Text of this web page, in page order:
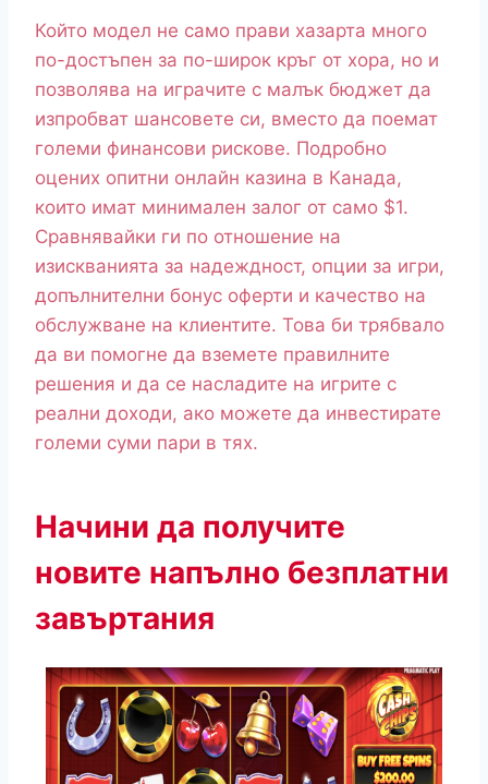
Който модел не само прави хазарта много
по-достъпен за по-широк кръг от хора, но и
позволява на играчите с малък бюджет да
изпробват шансовете си, вместо да поемат
големи финансови рискове. Подробно
оцених опитни онлайн казина в Канада,
които имат минимален залог от само $1.
Сравнявайки ги по отношение на
изискванията за надеждност, опции за игри,
допълнителни бонус оферти и качество на
обслужване на клиентите. Това би трябвало
да ви помогне да вземете правилните
решения и да се насладите на игрите с
реални доходи, ако можете да инвестирате
големи суми пари в тях.
Начини да получите
новите напълно безплатни
завъртания